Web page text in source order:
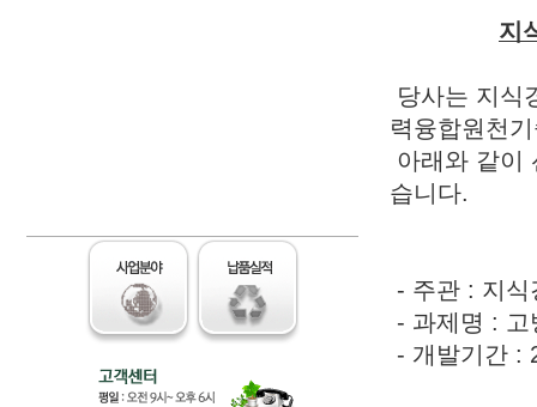
지
당사는 지식
력융합원천
아래와 같이
습니다.
- 주관 : 지식
- 과제명 : 고
- 개발기간 :